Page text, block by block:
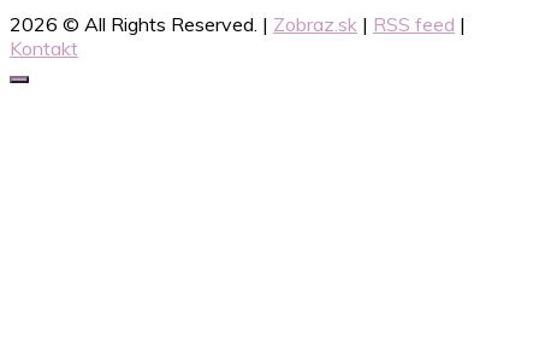
2026 © All Rights Reserved. | Zobraz.sk | RSS feed |
Kontakt